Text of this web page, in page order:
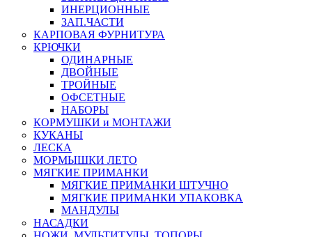
ИНЕРЦИОННЫЕ
ЗАП.ЧАСТИ
КАРПОВАЯ ФУРНИТУРА
КРЮЧКИ
ОДИНАРНЫЕ
ДВОЙНЫЕ
ТРОЙНЫЕ
ОФСЕТНЫЕ
НАБОРЫ
КОРМУШКИ и МОНТАЖИ
КУКАНЫ
ЛЕСКА
МОРМЫШКИ ЛЕТО
МЯГКИЕ ПРИМАНКИ
МЯГКИЕ ПРИМАНКИ ШТУЧНО
МЯГКИЕ ПРИМАНКИ УПАКОВКА
МАНДУЛЫ
НАСАДКИ